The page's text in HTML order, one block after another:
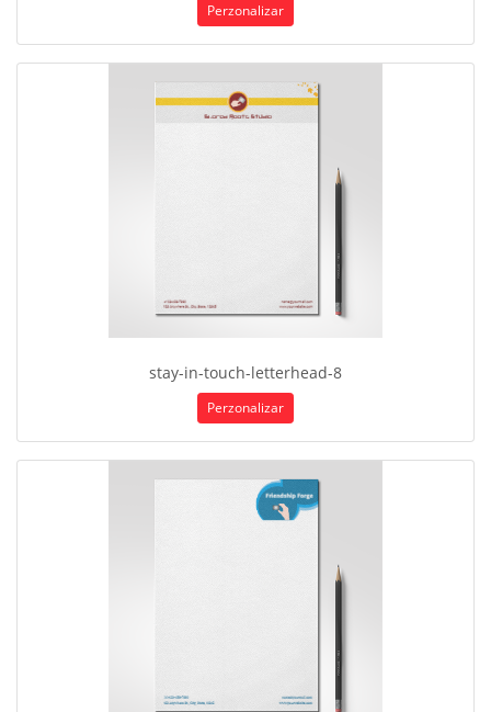
Perzonalizar
stay-in-touch-letterhead-8
Perzonalizar